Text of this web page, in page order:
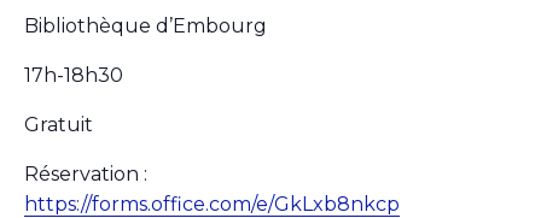
Bibliothèque d’Embourg
17h-18h30
Gratuit
Réservation :
https://forms.office.com/e/GkLxb8nkcp